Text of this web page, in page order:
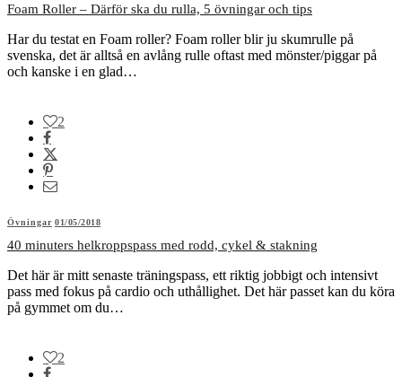
Foam Roller – Därför ska du rulla, 5 övningar och tips
Har du testat en Foam roller? Foam roller blir ju skumrulle på
svenska, det är alltså en avlång rulle oftast med mönster/piggar på
och kanske i en glad…
2
Övningar 01/05/2018
40 minuters helkroppspass med rodd, cykel & stakning
Det här är mitt senaste träningspass, ett riktig jobbigt och intensivt
pass med fokus på cardio och uthållighet. Det här passet kan du köra
på gymmet om du…
2